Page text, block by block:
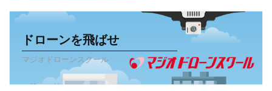
ドローンを飛ばせ
マジオドローンスクール